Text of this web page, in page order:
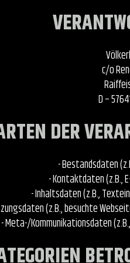
c/o
D –
DER
- Bestandsdaten
- Kontaktdaten (z.B.,
- Inhaltsdaten (z.B.,
(z.B., besuchte
- Meta-/Kommunikationsdaten